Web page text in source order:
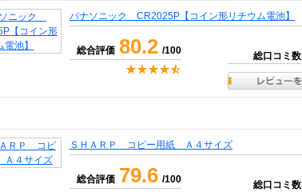
パナソニック CR2025P【コイン形リチウム電池】
総合評価 80.2 /100 総口コミ数
ＳＨＡＲＰ コピー用紙 Ａ４サイズ
総合評価 79.6 /100 総口コミ数